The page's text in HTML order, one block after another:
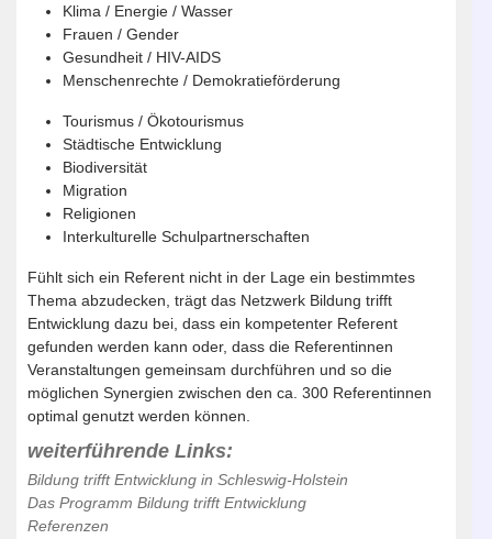
Klima / Energie / Wasser
Frauen / Gender
Gesundheit / HIV-AIDS
Menschenrechte / Demokratieförderung
Tourismus / Ökotourismus
Städtische Entwicklung
Biodiversität
Migration
Religionen
Interkulturelle Schulpartnerschaften
Fühlt sich ein Referent nicht in der Lage ein bestimmtes
Thema abzudecken, trägt das Netzwerk Bildung trifft
Entwicklung dazu bei, dass ein kompetenter Referent
gefunden werden kann oder, dass die Referentinnen
Veranstaltungen gemeinsam durchführen und so die
möglichen Synergien zwischen den ca. 300 Referentinnen
optimal genutzt werden können.
weiterführende Links:
Bildung trifft Entwicklung in Schleswig-Holstein
Das Programm Bildung trifft Entwicklung
Referenzen